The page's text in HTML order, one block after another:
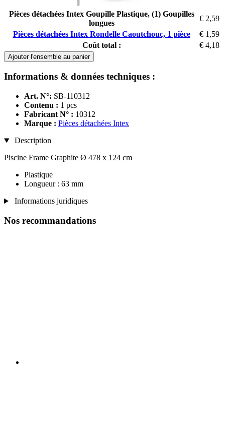
Pièces détachées Intex Goupille Plastique, (1) Goupilles
longues
€ 2,59
Pièces détachées Intex Rondelle Caoutchouc, 1 pièce
€ 1,59
Coût total :
€ 4,18
Ajouter l'ensemble au panier
Informations & données techniques :
Art. N°: SB-110312
Contenu : 1 pcs
Fabricant N° : 10312
Marque : Pièces détachées Intex
Description
Piscine Frame Graphite Ø 478 x 124 cm
Plastique
Longueur : 63 mm
Informations juridiques
Nos recommandations